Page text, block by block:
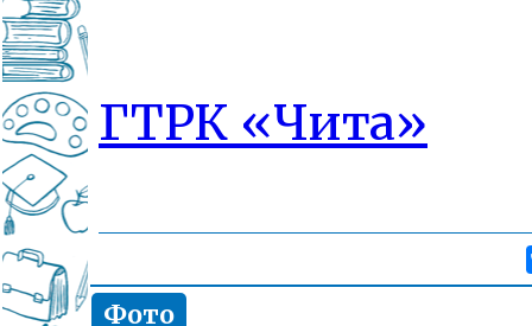
ГТРК «Чита»
Фото